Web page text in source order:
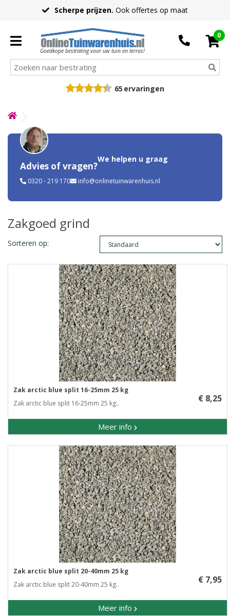
Scherpe prijzen. Ook offertes op maat
Goedkope bestrating voor uw tuin en terras!
0
65 ervaringen
Advies of vragen?
We helpen u graag
0320 - 219 170 info@onlinetuinwarenhuis.nl
Zakgoed grind
Sorteren op:
Zak arctic blue split 16-25mm 25 kg
Zak arctic blue split 16-25mm 25 kg..
Meer info
€ 8,25
Zak arctic blue split 20-40mm 25 kg
Zak arctic blue split 20-40mm 25 kg..
Meer info
€ 7,95